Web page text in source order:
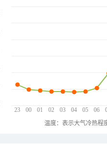
23 00 01 02 03 04 05 06
温度：表示大气冷热程